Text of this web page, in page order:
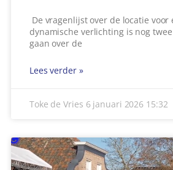
De vragenlijst over de locatie
dynamische verlichting is nog
gaan over de
Lees verder »
Toke de Vries 6 januari 2026 15:32